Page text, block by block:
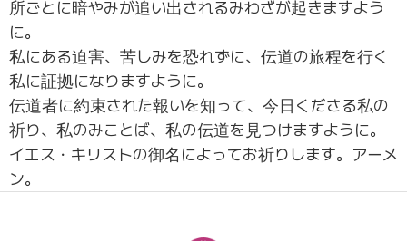
所ごとに暗やみが追い出されるみわざが起きますよう
に。
私にある迫害、苦しみを恐れずに、伝道の旅程を行く
私に証拠になりますように。
伝道者に約束された報いを知って、今日くださる私の
祈り、私のみことば、私の伝道を見つけますように。
イエス・キリストの御名によってお祈りします。アーメ
ン。